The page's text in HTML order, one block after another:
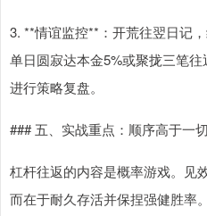
3. **情谊监控**：开荒往翌日记
单日圆寂达本金5%或聚拢三笔
进行策略复盘。
### 五、实战重点：顺序高于一切
杠杆往返的内容是概率游戏。见
而在于耐久存活并保捏强健胜率